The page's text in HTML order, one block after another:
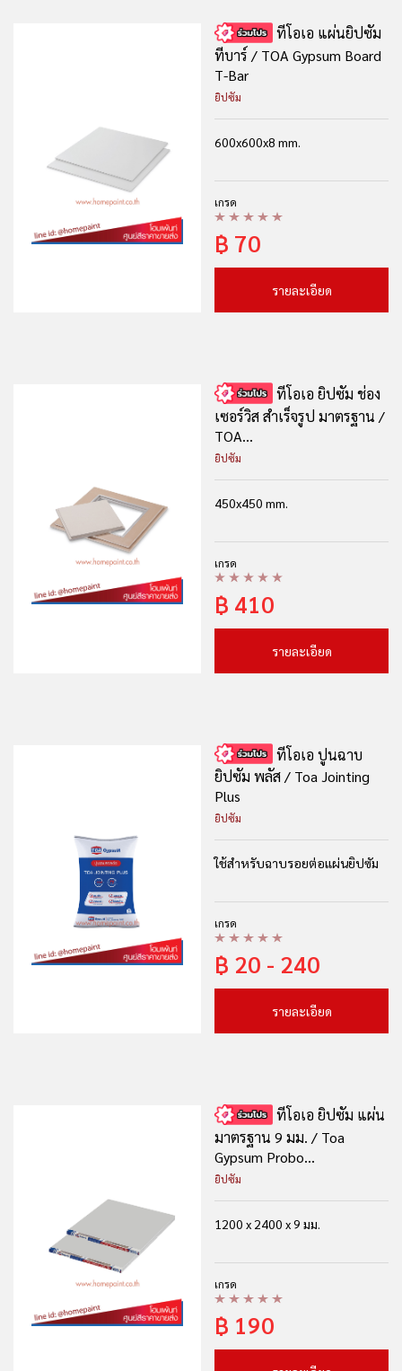
ทีโอเอ แผ่นยิปซัม
ทีบาร์ / TOA Gypsum Board
T-Bar
ยิปซัม
600x600x8 mm.
เกรด
฿ 70
รายละเอียด
ทีโอเอ ยิปซัม ช่อง
เซอร์วิส สำเร็จรูป มาตรฐาน /
TOA...
ยิปซัม
450x450 mm.
เกรด
฿ 410
รายละเอียด
ทีโอเอ ปูนฉาบ
ยิปซัม พลัส / Toa Jointing
Plus
ยิปซัม
ใช้สำหรับฉาบรอยต่อแผ่นยิปซัม
เกรด
฿ 20 - 240
รายละเอียด
ทีโอเอ ยิปซัม แผ่น
มาตรฐาน 9 มม. / Toa
Gypsum Probo...
ยิปซัม
1200 x 2400 x 9 มม.
เกรด
฿ 190